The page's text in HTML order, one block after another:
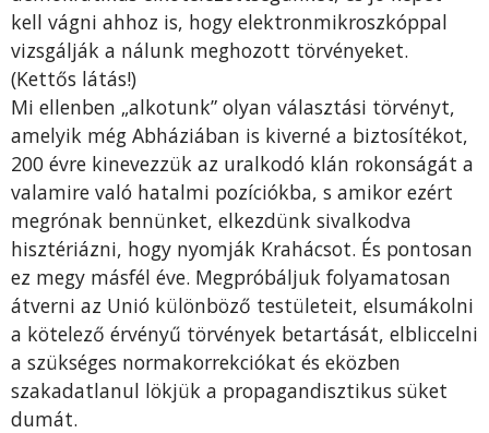
kell vágni ahhoz is, hogy elektronmikroszkóppal
vizsgálják a nálunk meghozott törvényeket.
(Kettős látás!)
Mi ellenben „alkotunk” olyan választási törvényt,
amelyik még Abháziában is kiverné a biztosítékot,
200 évre kinevezzük az uralkodó klán rokonságát a
valamire való hatalmi pozíciókba, s amikor ezért
megrónak bennünket, elkezdünk sivalkodva
hisztériázni, hogy nyomják Krahácsot. És pontosan
ez megy másfél éve. Megpróbáljuk folyamatosan
átverni az Unió különböző testületeit, elsumákolni
a kötelező érvényű törvények betartását, elbliccelni
a szükséges normakorrekciókat és eközben
szakadatlanul lökjük a propagandisztikus süket
dumát.